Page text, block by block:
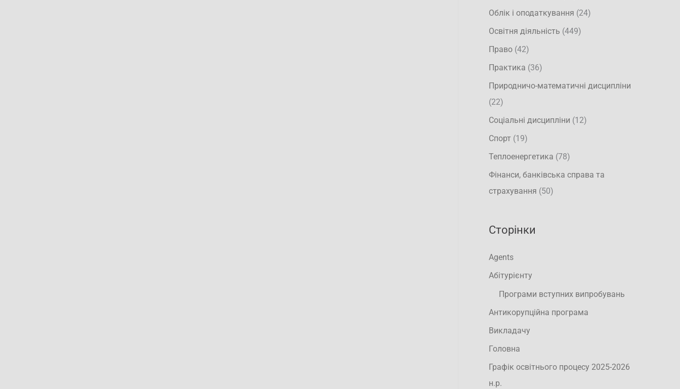
Облік і оподаткування (24)
Освітня діяльність (449)
Право (42)
Практика (36)
Природничо-математичні дисципліни
(22)
Соціальні дисципліни (12)
Спорт (19)
Теплоенергетика (78)
Фінанси, банківська справа та
страхування (50)
Сторінки
Agents
Абітурієнту
Програми вступних випробувань
Антикорупційна програма
Викладачу
Головна
Графік освітнього процесу 2025-2026
н.р.